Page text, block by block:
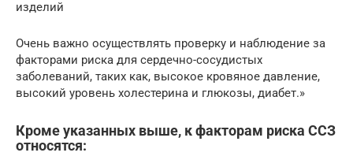
изделий
Очень важно осуществлять проверку и наблюдение за
факторами риска для сердечно-сосудистых
заболеваний, таких как, высокое кровяное давление,
высокий уровень холестерина и глюкозы, диабет.»
Кроме указанных выше, к факторам риска ССЗ
относятся: